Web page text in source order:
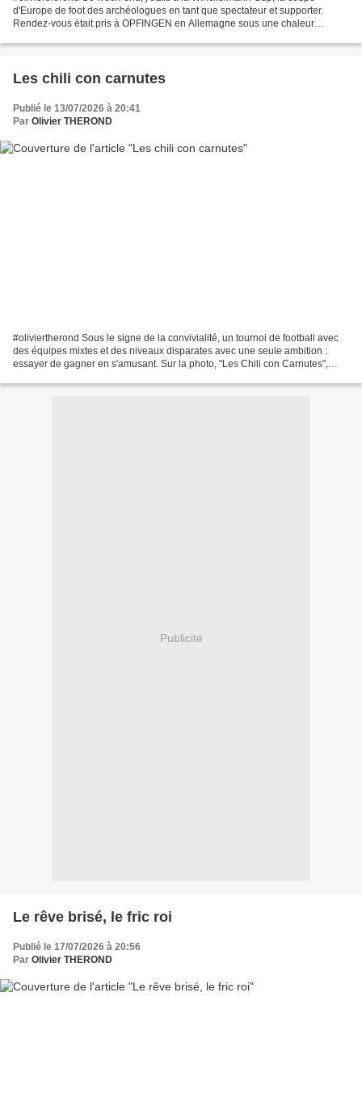
d'Europe de foot des archéologues en tant que spectateur et supporter.
Rendez-vous était pris à OPFINGEN en Allemagne sous une chaleur
Les chili con carnutes
Publié le 13/07/2026 à 20:41
Par Olivier THEROND
#oliviertherond Sous le signe de la convivialité, un tournoi de football avec
des équipes mixtes et des niveaux disparates avec une seule ambition :
essayer de gagner en s'amusant. Sur la photo, "Les Chili con Carnutes",
Publicité
Le rêve brisé, le fric roi
Publié le 17/07/2026 à 20:56
Par Olivier THEROND